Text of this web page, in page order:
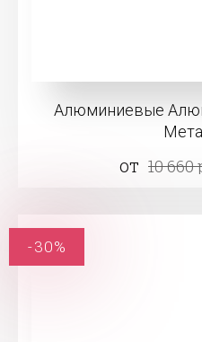
Алюминиевые
от 10 660
-30%